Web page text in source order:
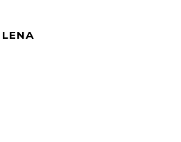
LENA